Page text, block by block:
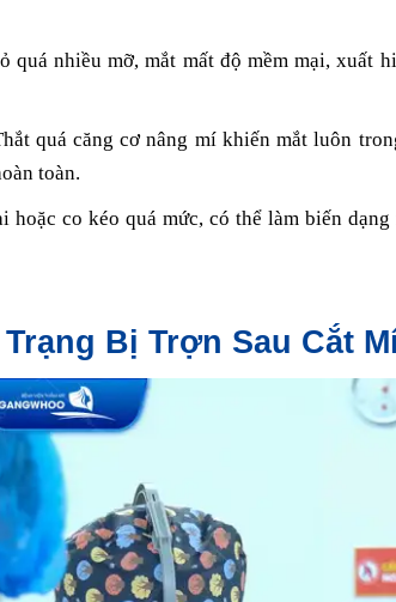
quá nhiều mỡ, mắt mất độ mềm mại, xuất
quá căng cơ nâng mí khiến mắt luôn
toàn.
hoặc co kéo quá mức, có thể làm biến dạng
Bị Trợn Sau Cắt